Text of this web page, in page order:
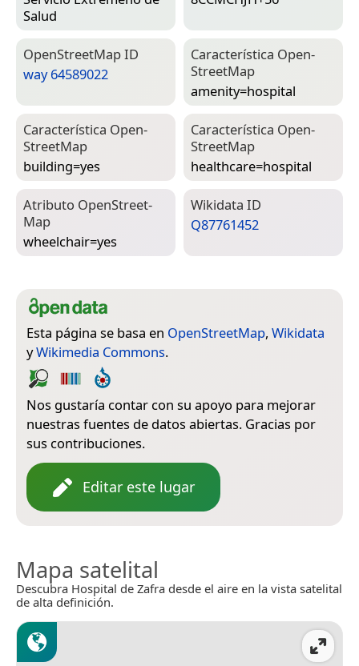
Salud
Open­Street­Map ID
way 64589022
Característica Open­
Street­Map
amenity=­hospital
Característica Open­
Street­Map
building=­yes
Característica Open­
Street­Map
healthcare=­hospital
Atributo Open­Street­
Map
wheelchair=­yes
Wiki­data ID
Q87761452
Esta página se basa en OpenStreetMap, Wikidata
yWikimedia Commons.
Nos gustaría contar con su apoyo para mejorar
nuestras fuentes de datos abiertas. Gracias por
sus contribuciones.
Editar este lugar
Mapa satelital
Descubra Hospital de Zafra desde el aire en la vista satelital
de alta definición.